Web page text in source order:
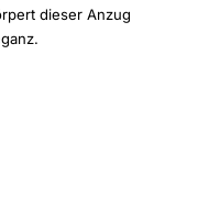
dieser Anzug